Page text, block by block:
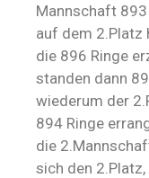
Mannschaft
auf dem 2.Platz
die 896 Ringe
standen dann
wiederum der
894 Ringe
die
sich den